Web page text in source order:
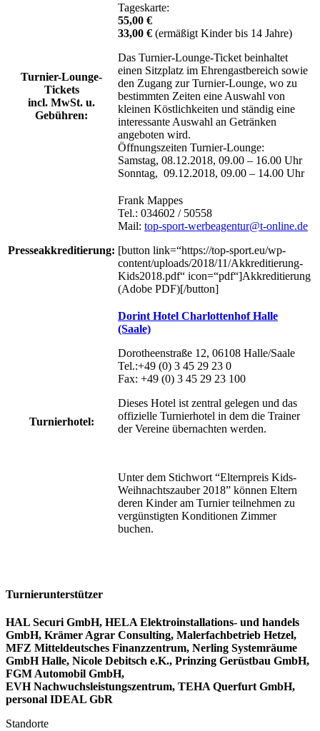
Turnier-Lounge-
Tickets
incl. MwSt. u.
Gebühren:
Tageskarte:
55,00 €
33,00 € (ermäßigt Kinder bis 14 Jahre)
Das Turnier-Lounge-Ticket beinhaltet
einen Sitzplatz im Ehrengastbereich sowie
den Zugang zur Turnier-Lounge, wo zu
bestimmten Zeiten eine Auswahl von
kleinen Köstlichkeiten und ständig eine
interessante Auswahl an Getränken
angeboten wird.
Öffnungszeiten Turnier-Lounge:
Samstag, 08.12.2018, 09.00 – 16.00 Uhr
Sonntag, 09.12.2018, 09.00 – 14.00 Uhr
Presseakkreditierung:
Frank Mappes
Tel.: 034602 / 50558
Mail: top-sport-werbeagentur@t-online.de
[button link=“https://top-sport.eu/wp-
content/uploads/2018/11/Akkreditierung-
Kids2018.pdf“ icon=“pdf“]Akkreditierung
(Adobe PDF)[/button]
Turnierhotel:
Dorint Hotel Charlottenhof Halle
(Saale)
Dorotheenstraße 12, 06108 Halle/Saale
Tel.:+49 (0) 3 45 29 23 0
Fax: +49 (0) 3 45 29 23 100
Dieses Hotel ist zentral gelegen und das
offizielle Turnierhotel in dem die Trainer
der Vereine übernachten werden.
Unter dem Stichwort “Elternpreis Kids-
Weihnachtszauber 2018” können Eltern
deren Kinder am Turnier teilnehmen zu
vergünstigten Konditionen Zimmer
buchen.
Turnierunterstützer
HAL Securi GmbH, HELA Elektroinstallations- und handels
GmbH, Krämer Agrar Consulting, Malerfachbetrieb Hetzel,
MFZ Mitteldeutsches Finanzzentrum, Nerling Systemräume
GmbH Halle, Nicole Debitsch e.K., Prinzing Gerüstbau GmbH,
FGM Automobil GmbH,
EVH Nachwuchsleistungszentrum, TEHA Querfurt GmbH,
personal IDEAL GbR
Standorte